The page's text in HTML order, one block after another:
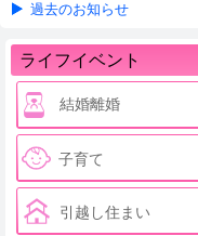
過去のお知らせ
ライフイベント
結婚離婚
子育て
引越し住まい